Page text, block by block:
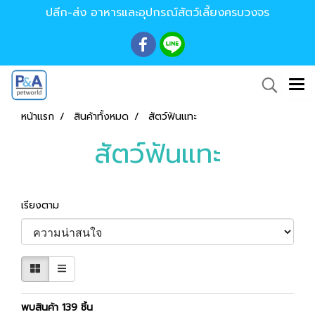
ปลีก-ส่ง อาหารและอุปกรณ์สัตว์เลี้ยงครบวงจร
หน้าแรก สินค้าทั้งหมด สัตว์ฟันแทะ
สัตว์ฟันแทะ
เรียงตาม
พบสินค้า 139 ชิ้น